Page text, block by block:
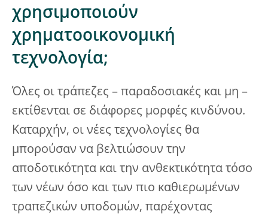
χρησιμοποιούν
χρηματοοικονομική
τεχνολογία;
Όλες οι τράπεζες – παραδοσιακές και μη –
εκτίθενται σε διάφορες μορφές κινδύνου.
Καταρχήν, οι νέες τεχνολογίες θα
μπορούσαν να βελτιώσουν την
αποδοτικότητα και την ανθεκτικότητα τόσο
των νέων όσο και των πιο καθιερωμένων
τραπεζικών υποδομών, παρέχοντας